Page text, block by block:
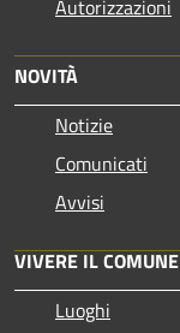
Autorizzazioni
NOVITÀ
Notizie
Comunicati
Avvisi
VIVERE IL COMUNE
Luoghi